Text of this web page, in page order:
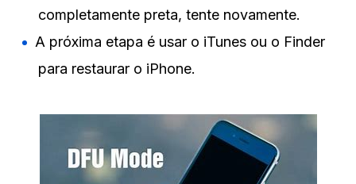
completamente preta, tente novamente.
A próxima etapa é usar o iTunes ou o Finder
para restaurar o iPhone.